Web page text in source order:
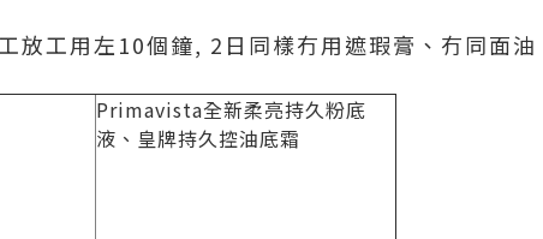
放工用左10個鐘, 2日同樣冇用遮瑕膏、冇同面油
Primavista全新柔亮持久粉底
液、皇牌持久控油底霜